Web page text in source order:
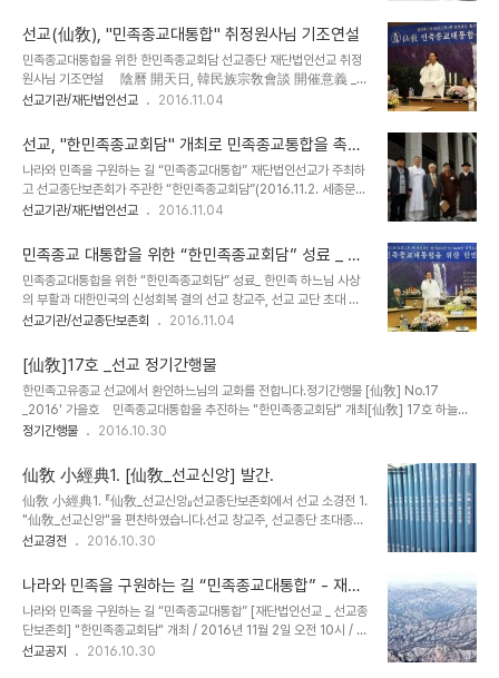
린 내용. (아래 내용에 대한 저작권은 재단법인선교에 있습니다.) 환인
桓因과 환인桓仁은 시대적 존재지위가 다름을 이해할 필요가 있다.
우리가 하느님으로 섬기는 환인상제桓因上帝께서는 상천궁극위上
天窮極位 최고신最高神이시며 천제天帝이시며, 환인 - 환웅 - 단
군 으로 이어지는 계보系譜에 있어서의 환인은 어질 인仁 자字를 쓰
만물을 창조하시고 스스로 우주의 원리로써 존재하시는 조화본령造
化本令이요, 환인..
선교(仙敎), "민족종교대통합" 취정원사님 기조연설
민족종교대통합을 위한 한민족종교회담 선교종단 재단법인선교 취정
원사님 기조연설 陰曆 開天日, 韓民族宗敎會談 開催意義 _
仙敎宗團 財團法人仙敎 宗正 朴光義 聚正元師 基調演說 환
인 선·후배님들께 깊은 감사의 인사를 드립니다. 본인은 환인상제(桓
因上帝)를 경외하는 아버지로 섬기는 “선교환인집부회(仙敎桓因
慹父會)” 회장으로 선교종단(仙敎宗團)을 이끌고 있는 박 광의(朴
光義) 원사(元師)입니다. 금일의 한민족종교회담은 상천궁극위(上
天窮極位)에 계시는 환인상제의 교유(敎喩)를 받든 것입니다. 환인
정회(正回)의 때에 달하였으니, 민족종교를 하나로 통합하여 한민족
선교기관/재단법인선교 2016.11.04
선교, "한민족종교회담" 개최로 민족종교통합을 촉구
하다.
나라와 민족을 구원하는 길 “민족종교대통합” 재단법인선교가 주최하
고 선교종단보존회가 주관한 “한민족종교회담”(2016.11.2. 세종문화
회관 예인홀)에서 선교 교단 교조이시며 선교종단의 초대종정 박광의
“민족종교통합”을 촉구 하였습니다. 선교 창교주 취정원사께서는 “원
수불구근화(遠水不救近火), 먼 바다의 물로는 가까이의 불을 끌 수
없다. 대한민국의 혼란은 외래의 어떤 종교도 아닌 대한민국 민족종교
의 대통합으로만 바로잡을 수 있는 것이다.” 라고 설파하셨습니다. 환
웅천왕의 개천 이후 六千年이 흘렀고 세상은 지금, 다시 末世에 이르
합으로 다시 한 번 개천하여 한민족을 구원..
선교기관/재단법인선교 2016.11.04
민족종교 대통합을 위한 “한민족종교회담” 성료 _ 한
민족 고유종교 선교
민족종교대통합을 위한 “한민족종교회담” 성료_ 한민족 하느님 사상
의 부활과 대한민국의 신성회복 결의 선교 창교주, 선교 교단 초대 종
정 취정원사(聚正元師)님 / 재단법인 선교(仙敎) _"민족종교통합을
한민족종교회담" 기조연설 (재단법인선교 _ 선교종단보존회) 2016
년 11월 2일 오전 10시 세종문화회관 예인홀— 재단법인 선교가 주최
하고 선교종단보존회가 주관하여 개최된 "한민족종교회담"에 선교 창
교주(선교종단 초대 종정) 박광의(朴光義) 취정원사(聚正元師)와
천지인합일사상연구소 안창범 교수, 국조단군봉안회 김호웅 전 회장,
하느님 사상의 부활과 나라와 민족의 안위..
선교기관/선교종단보존회 2016.11.04
[仙敎]17호 _선교 정기간행물
한민족고유종교 선교에서 환인하느님의 교화를 전합니다.정기간행물 [仙敎] No.17
_2016' 가을호 민족종교대통합을 추진하는 "한민족종교회담" 개최[仙敎] 17호 하늘을
신앙하는 천손민족이 추구하는 민족종교는흩어져 하나가 되지 못하는 힘없는 민족종교가 아
상은 1997년 정축년선교환인집부회 취정원사께서 선교를 창교하심으로써 부활되었습니
다.선교(仙敎)는 모든 민족종교인과 만백성이 환인하느님께 귀의하여 내 안의 환인하느님
의 씨앗을 발견하여 신성을 회복하고천지인합일을 이루는 것을 궁극의 목표로 합니다.▼
[仙敎] 17호. 내용 미리보기5. 민족의 신성회복과 민족종교의 대통합의 기원9. "한민족
종교회담" 개최15. ..
정기간행물 2016.10.30
仙敎 小經典1. [仙敎_선교신앙] 발간.
仙敎 小經典1. 『仙敎_선교신앙』선교종단보존회에서 선교 소경전 1.
"仙敎_선교신앙"을 편찬하였습니다.선교 창교주, 선교종단 초대종정
이신 취정원사(聚正元師)님의 저서(著書)와 그 간의 "선교仙敎" 정
대중포교를 위한 소경전 중 첫번째 소경전(小經典)입니다.선교창교
주 박광의 취정원사님 원저 ㅣ 선교종단보존회 편찬 ㅣ 선가서림 출판
ㅣ 2016.10.1. 仙敎 _ 선교신앙 한민족고유종교 선교(仙敎),환인하
느님을 신앙하는 천손신앙(天孫信仰) 입니다.환인하느님을 바르게
섬기고선교를 보존하여 포덕교화(布德敎化)하는 선교신앙,재단법인
선교경전 2016.10.30
나라와 민족을 구원하는 길 “민족종교대통합” - 재단
법인 선교 창교25주년 선교종사
나라와 민족을 구원하는 길 “민족종교대통합” [재단법인선교 _ 선교종
단보존회] "한민족종교회담" 개최 / 2016년 11월 2일 오전 10시 / 세
종문화회관 예인홀 현재 대한민국은 극심한 혼란과 절망에 빠져 나라
선교공지 2016.10.30